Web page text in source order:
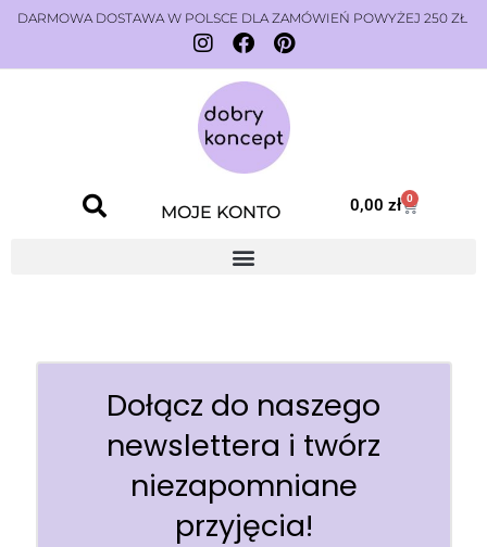
DARMOWA DOSTAWA W POLSCE DLA ZAMÓWIEŃ POWYŻEJ 250 ZŁ
MOJE KONTO 0,00zł 0
Dołącz do naszego
newslettera i twórz
niezapomniane
przyjęcia!